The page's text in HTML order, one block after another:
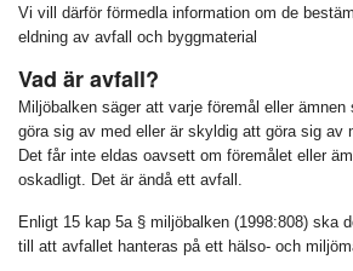
Vi vill därför förmedla information om de
eldning av avfall och byggmaterial
Vad är avfall?
Miljöbalken säger att varje föremål eller ämnen
göra sig av med eller är skyldig att göra sig av
Det får inte eldas oavsett om föremålet eller
oskadligt. Det är ändå ett avfall.
Enligt 15 kap 5a § miljöbalken (1998:808) ska
till att avfallet hanteras på ett hälso- och